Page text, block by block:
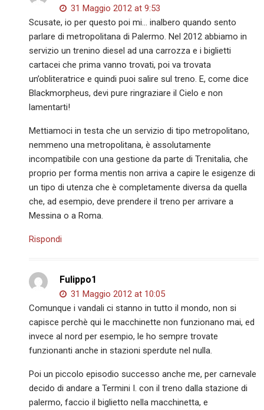
31 Maggio 2012 at 9:53
Scusate, io per questo poi mi… inalbero quando sento
parlare di metropolitana di Palermo. Nel 2012 abbiamo in
servizio un trenino diesel ad una carrozza e i biglietti
cartacei che prima vanno trovati, poi va trovata
un’obliteratrice e quindi puoi salire sul treno. E, come dice
Blackmorpheus, devi pure ringraziare il Cielo e non
lamentarti!
Mettiamoci in testa che un servizio di tipo metropolitano,
nemmeno una metropolitana, è assolutamente
incompatibile con una gestione da parte di Trenitalia, che
proprio per forma mentis non arriva a capire le esigenze di
un tipo di utenza che è completamente diversa da quella
che, ad esempio, deve prendere il treno per arrivare a
Messina o a Roma.
Rispondi
Fulippo1
31 Maggio 2012 at 10:05
Comunque i vandali ci stanno in tutto il mondo, non si
capisce perchè qui le macchinette non funzionano mai, ed
invece al nord per esempio, le ho sempre trovate
funzionanti anche in stazioni sperdute nel nulla.
Poi un piccolo episodio successo anche me, per carnevale
decido di andare a Termini I. con il treno dalla stazione di
palermo, faccio il biglietto nella macchinetta, e